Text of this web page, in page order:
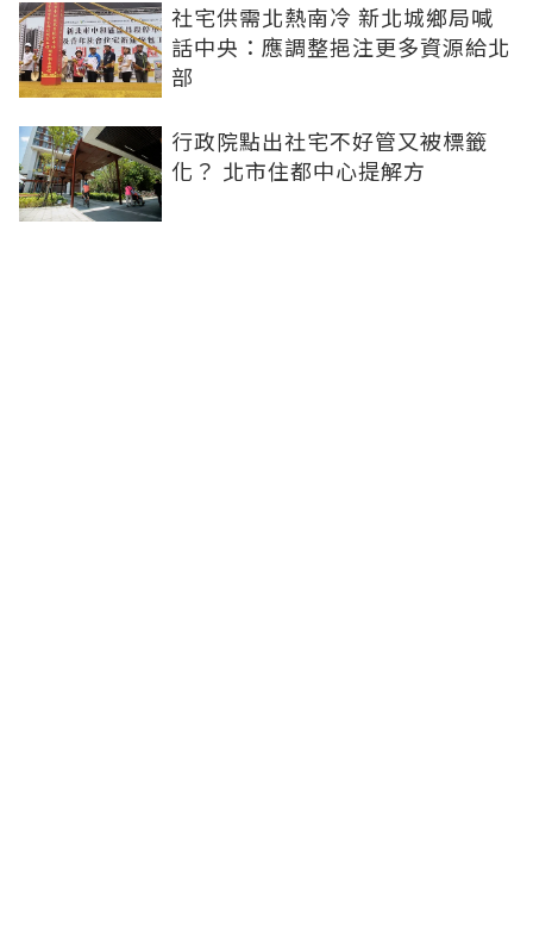
社宅供需北熱南冷 新北城鄉局喊
話中央：應調整挹注更多資源給北
部
行政院點出社宅不好管又被標籤
化？ 北市住都中心提解方